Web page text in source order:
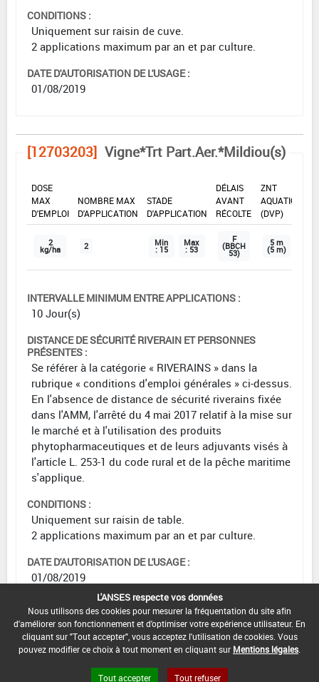
CONDITIONS :
Uniquement sur raisin de cuve.
2 applications maximum par an et par culture.
DATE D'AUTORISATION DE L'USAGE :
01/08/2019
[12703203] Vigne*Trt Part.Aer.*Mildiou(s)
DOSE
MAX
D'EMPLOI
NOMBRE MAX
D'APPLICATION
STADE
D'APPLICATION
DÉLAIS
AVANT
RÉCOLTE
ZNT
AQUATIQUE
(DVP)
2
kg/ha 2 Min
: 15
Max
: 53
F
(BBCH
53)
5 m
(5 m)
INTERVALLE MINIMUM ENTRE APPLICATIONS :
10 Jour(s)
DISTANCE DE SÉCURITÉ RIVERAIN ET PERSONNES
PRÉSENTES :
Se référer à la catégorie « RIVERAINS » dans la
rubrique « conditions d'emploi générales » ci-dessus.
En l'absence de distance de sécurité riverains fixée
dans l'AMM, l'arrêté du 4 mai 2017 relatif à la mise sur
le marché et à l'utilisation des produits
phytopharmaceutiques et de leurs adjuvants visés à
l'article L. 253-1 du code rural et de la pêche maritime
s'applique.
CONDITIONS :
Uniquement sur raisin de table.
2 applications maximum par an et par culture.
DATE D'AUTORISATION DE L'USAGE :
01/08/2019
[12703203] Vigne*Trt Part.Aer.*Mildiou(s)
DÉLAIS
L'ANSES respecte vos données
Nous utilisons des cookies pour mesurer la fréquentation du site afin
d'améliorer son fonctionnement et d'optimiser votre expérience utilisateur. En
cliquant sur "Tout accepter", vous acceptez l'utilisation de cookies. Vous
pouvez modifier ce choix à tout moment en cliquant sur Mentions légales
Tout accepter Tout refuser